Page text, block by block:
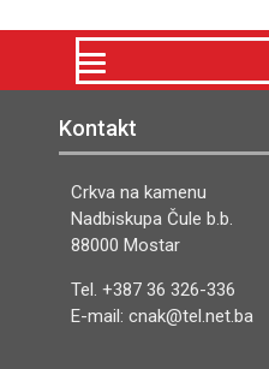
Kontakt
Crkva na kamenu
Nadbiskupa Čule b.b.
88000 Mostar
Tel. +387 36 326-336
E-mail: cnak@tel.net.ba